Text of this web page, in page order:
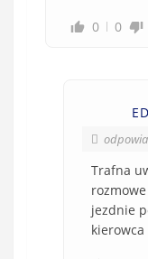
0 0
ED
Trafna
jezdnie